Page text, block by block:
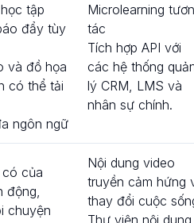
tập
đẩy tùy
và đồ họa
có thể tải
ngôn ngữ
Microlearning
tác
Tích hợp API với
các hệ thống
lý CRM, LMS và
nhân sự chính.
của
động,
chuyện
Nội dung video
truyền cảm hứng
thay đổi cuộc
Thư viện nội dung